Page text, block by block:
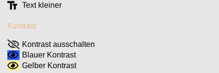
Text kleiner
Kontrast
Kontrast ausschalten
Blauer Kontrast
Gelber Kontrast